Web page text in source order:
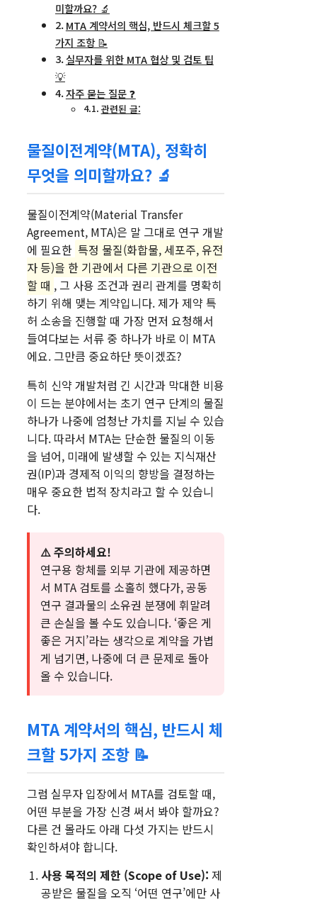
미할까요? 🔬
MTA 계약서의 핵심, 반드시 체크할 5
가지 조항 📝
실무자를 위한 MTA 협상 및 검토 팁
💡
자주 묻는 질문 ❓
관련된 글:
물질이전계약(MTA), 정확히
무엇을 의미할까요? 🔬
물질이전계약(Material Transfer
Agreement, MTA)은 말 그대로 연구 개발
에 필요한 특정 물질(화합물, 세포주, 유전
자 등)을 한 기관에서 다른 기관으로 이전
할 때 , 그 사용 조건과 권리 관계를 명확히
하기 위해 맺는 계약입니다. 제가 제약 특
허 소송을 진행할 때 가장 먼저 요청해서
들여다보는 서류 중 하나가 바로 이 MTA
에요. 그만큼 중요하단 뜻이겠죠?
특히 신약 개발처럼 긴 시간과 막대한 비용
이 드는 분야에서는 초기 연구 단계의 물질
하나가 나중에 엄청난 가치를 지닐 수 있습
니다. 따라서 MTA는 단순한 물질의 이동
을 넘어, 미래에 발생할 수 있는 지식재산
권(IP)과 경제적 이익의 향방을 결정하는
매우 중요한 법적 장치라고 할 수 있습니
다.
⚠️ 주의하세요!
연구용 항체를 외부 기관에 제공하면
서 MTA 검토를 소홀히 했다가, 공동
연구 결과물의 소유권 분쟁에 휘말려
큰 손실을 볼 수도 있습니다. ‘좋은 게
좋은 거지’라는 생각으로 계약을 가볍
게 넘기면, 나중에 더 큰 문제로 돌아
올 수 있습니다.
MTA 계약서의 핵심, 반드시 체
크할 5가지 조항 📝
그럼 실무자 입장에서 MTA를 검토할 때,
어떤 부분을 가장 신경 써서 봐야 할까요?
다른 건 몰라도 아래 다섯 가지는 반드시
확인하셔야 합니다.
사용 목적의 제한 (Scope of Use): 제
공받은 물질을 오직 ‘어떤 연구’에만 사